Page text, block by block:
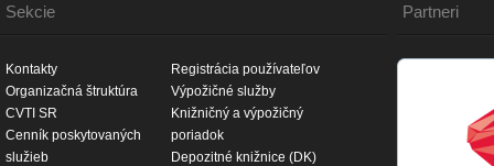
Sekcie
Kontakty
Organizačná štruktúra
CVTI SR
Cenník poskytovaných
služieb
Registrácia používateľov
Výpožičné služby
Knižničný a výpožičný
poriadok
Depozitné knižnice (DK)
Partneri